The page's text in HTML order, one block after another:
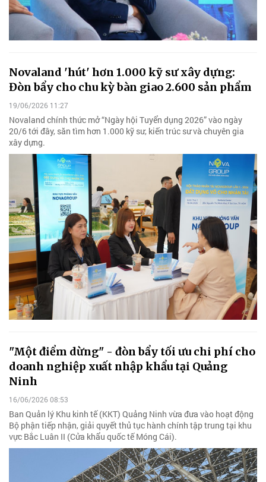
Novaland 'hút' hơn 1.000 kỹ sư xây dựng:
Đòn bẩy cho chu kỳ bàn giao 2.600 sản phẩm
19/06/2026 11:27
Novaland chính thức mở “Ngày hội Tuyển dụng 2026” vào ngày
20/6 tới đây, săn tìm hơn 1.000 kỹ sư, kiến trúc sư và chuyên gia
xây dựng.
"Một điểm dừng" - đòn bẩy tối ưu chi phí cho
doanh nghiệp xuất nhập khẩu tại Quảng
Ninh
16/06/2026 08:53
Ban Quản lý Khu kinh tế (KKT) Quảng Ninh vừa đưa vào hoạt động
Bộ phận tiếp nhận, giải quyết thủ tục hành chính tập trung tại khu
vực Bắc Luân II (Cửa khẩu quốc tế Móng Cái).